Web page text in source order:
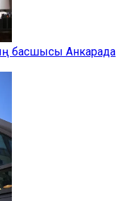
басшысы Анкарада